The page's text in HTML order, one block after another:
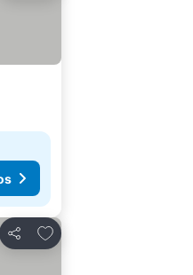
Compartir
Agregar a favoritos